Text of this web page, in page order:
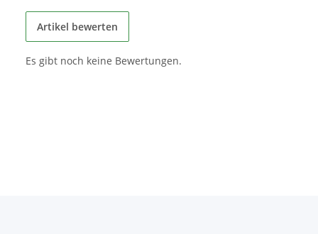
Artikel bewerten
Es gibt noch keine Bewertungen.